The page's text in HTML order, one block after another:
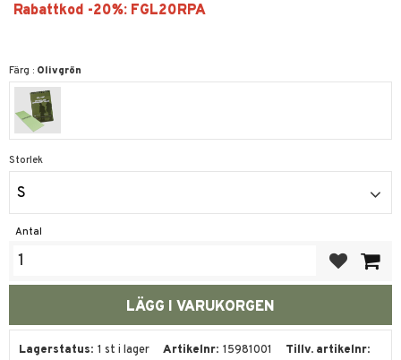
Färg : Olivgrön
Storlek
S
Antal
Lagerstatus 1 st i lager Artikelnr 15981001
Tillv. artikelnr